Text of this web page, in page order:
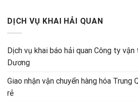
DỊCH VỤ KHAI HẢI QUAN
Dịch vụ khai báo hải quan Công ty
Dương
Giao nhận vận chuyển hàng hóa Trung
rẻ